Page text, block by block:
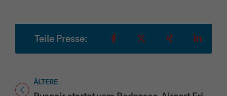
Teile Presse: Teilen auf Facebook
Teilen auf XTeilen auf Xing
Teilen
ÄLTERE